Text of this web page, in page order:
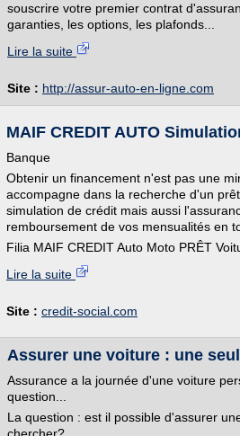
souscrire votre premier contrat
garanties, les options, les plafonds...
Lire la suite
Site : http://assur-auto-en-ligne.com
MAIF CREDIT AUTO
Banque
Obtenir un financement n'est pas une
accompagne dans la recherche d'un
simulation de crédit mais aussi
remboursement de vos mensualités en
Filia MAIF CREDIT Auto Moto PRÊT
Lire la suite
Site : credit-social.com
Assurer une voiture : une
Assurance a la journée d'une voiture
question...
La question : est il possible d'assurer